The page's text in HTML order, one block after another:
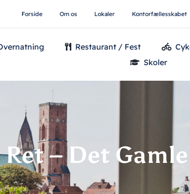
Forside Om os Lokaler Kontorfællesskabet
Restaurant / Fest
Skoler
– Det